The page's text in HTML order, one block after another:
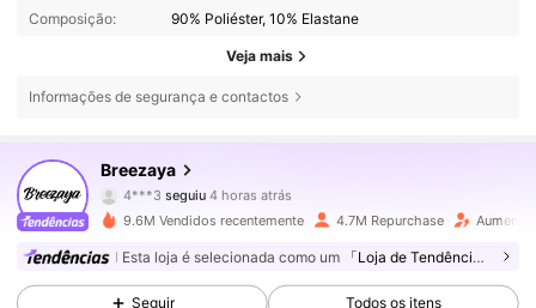
Composição:
90% Poliéster, 10% Elastane
Veja mais
Informações de segurança e contactos
Breezaya
4***3seguiu
j***eestá a navegar
4,78
617K Seguidores
4,78 617K Seguidores
9.6M Vendidos recentemente 4.7M Repurchase Aumento
Esta loja é selecionada como um 「Loja de Tendências」
Seguir Todos os itens